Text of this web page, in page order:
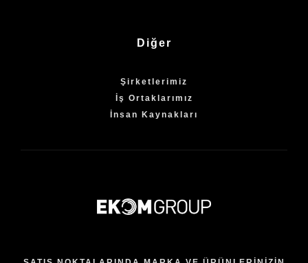
Diğer
Şirketlerimiz
İş Ortaklarımız
İnsan Kaynakları